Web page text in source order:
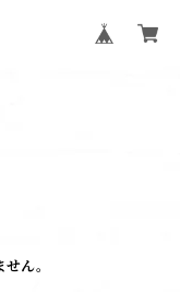
ん。